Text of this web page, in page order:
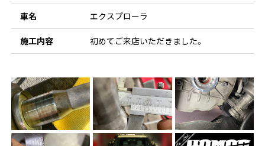
車名 エクスプローラ
施工内容 初めてご来店いただきました。